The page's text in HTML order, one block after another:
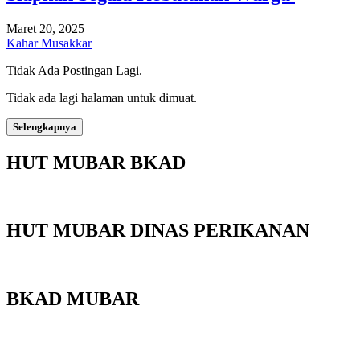
Maret 20, 2025
Kahar Musakkar
Tidak Ada Postingan Lagi.
Tidak ada lagi halaman untuk dimuat.
Selengkapnya
HUT MUBAR BKAD
HUT MUBAR DINAS PERIKANAN
BKAD MUBAR